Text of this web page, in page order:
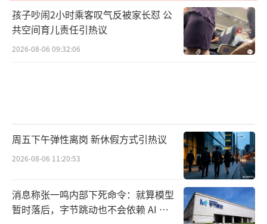
孩子吵闹2小时乘客叹气反被家长怼 公
共空间育儿责任引热议
2026-08-06 09:32:06
周五下午弹性离岗 新休假方式引热议
2026-08-06 11:20:53
消息称张一鸣内部下死命令：就算模型
暂时落后，字节跳动也不会依赖 AI 蒸